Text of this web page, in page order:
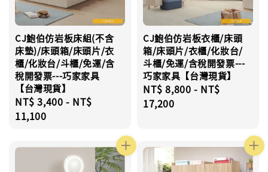
CJ鮑伯仿岩板床組(不含
床墊)/床頭箱/床頭片/衣
櫃/化妝台/斗櫃/免運/含
稅開發票---巧家家具
【台灣現貨】
Regular
price
NT$ 3,400 - NT$
11,100
CJ鮑伯仿岩板衣櫃/床頭
箱/床頭片/衣櫃/化妝台/
斗櫃/免運/含稅開發票---
巧家家具【台灣現貨】
Regular
price
NT$ 8,800 - NT$
17,200